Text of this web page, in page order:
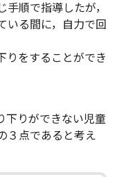
順で指導したが，
いる間に，自力で回
りをすることができ
下りができない児童
３点であると考え